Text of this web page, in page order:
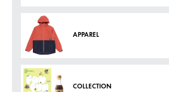
APPAREL
COLLECTION